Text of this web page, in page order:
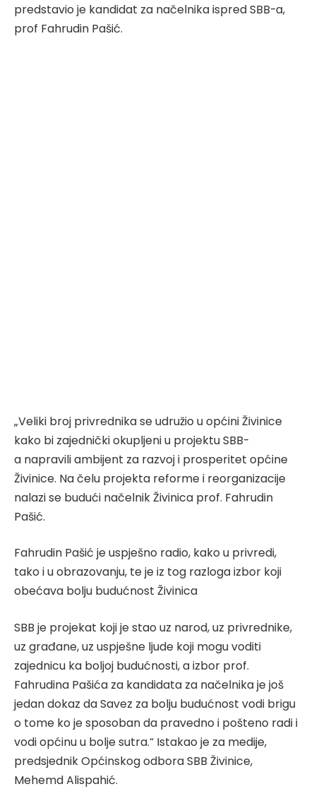
predstavio je kandidat za načelnika ispred SBB-a,
prof Fahrudin Pašić.
„Veliki broj privrednika se udružio u općini Živinice
kako bi zajednički okupljeni u projektu SBB-
a napravili ambijent za razvoj i prosperitet općine
Živinice. Na čelu projekta reforme i reorganizacije
nalazi se budući načelnik Živinica prof. Fahrudin
Pašić.
Fahrudin Pašić je uspješno radio, kako u privredi,
tako i u obrazovanju, te je iz tog razloga izbor koji
obećava bolju budućnost Živinica
SBB je projekat koji je stao uz narod, uz privrednike,
uz građane, uz uspješne ljude koji mogu voditi
zajednicu ka boljoj budućnosti, a izbor prof.
Fahrudina Pašića za kandidata za načelnika je još
jedan dokaz da Savez za bolju budućnost vodi brigu
o tome ko je sposoban da pravedno i pošteno radi i
vodi općinu u bolje sutra.“ Istakao je za medije,
predsjednik Općinskog odbora SBB Živinice,
Mehemd Alispahić.